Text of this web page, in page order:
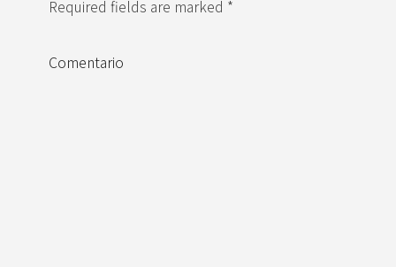
Required fields are marked *
Comentario